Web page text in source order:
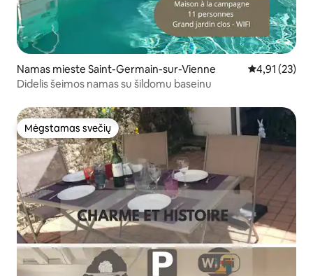
Namas mieste Saint-Germain-sur-Vienne Vidutinis
4,91 (23)
Didelis šeimos namas su šildomu baseinu
Mėgstamas svečių
Mėgstamas svečių